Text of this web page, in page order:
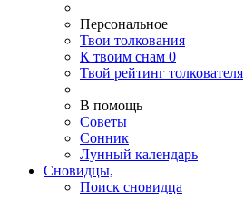
Персональное
Твои толкования
К твоим снам 0
Твой рейтинг толкователя
В помощь
Советы
Сонник
Лунный календарь
Сновидцы,
Поиск сновидца